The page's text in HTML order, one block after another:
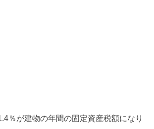
％が建物の年間の固定資産税額になり